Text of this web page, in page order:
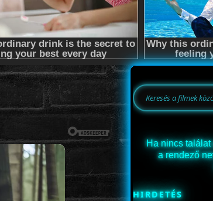
Ha nincs találat
a rendező
HIRDETÉS